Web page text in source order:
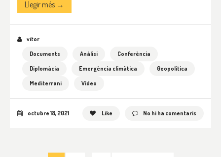
Llegir més →
vitor
Documents
Anàlisi
Conferència
Diplomàcia
Emergència climàtica
Geopolítica
Mediterrani
Vídeo
octubre 18, 2021 Like No hi ha comentaris